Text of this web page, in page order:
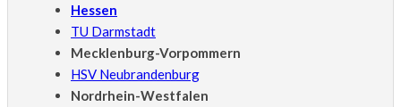
Hessen
TU Darmstadt
Mecklenburg-Vorpommern
HSV Neubrandenburg
Nordrhein-Westfalen